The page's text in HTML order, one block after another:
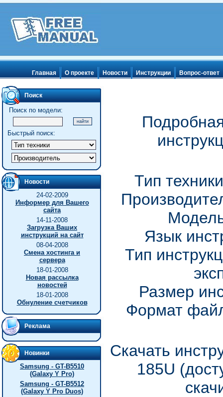
Главная О проекте Новости Инструкции Вопрос-ответ
Поиск
Поиск по модели:
Быстрый поиск:
Новости
24-02-2009
Информер для Вашего
сайта
14-11-2008
Загрузка Ваших
инструкций на сайт
08-04-2008
Смена хостинга и
сервера
18-01-2008
Новая рассылка
новостей
18-01-2008
Обнуление счетчиков
Реклама
Новинки
Samsung - GT-B5510
(Galaxy Y Pro)
Samsung - GT-B5512
(Galaxy Y Pro Duos)
Тип
Язык
Тип
Размер
Формат
Скачать
185U